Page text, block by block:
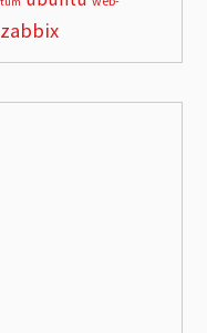
zabbix